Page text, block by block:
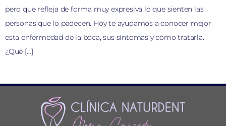
pero que refleja de forma muy expresiva lo que sienten las
personas que lo padecen. Hoy te ayudamos a conocer mejor
esta enfermedad de la boca, sus síntomas y cómo tratarla.
¿Qué […]